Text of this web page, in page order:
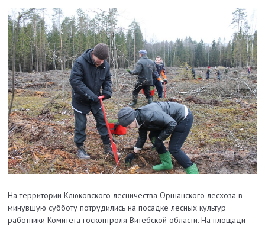
На территории Клюковского лесничества Оршанского лесхоза в
минувшую субботу потрудились на посадке лесных культур
работники Комитета госконтроля Витебской области. На площади